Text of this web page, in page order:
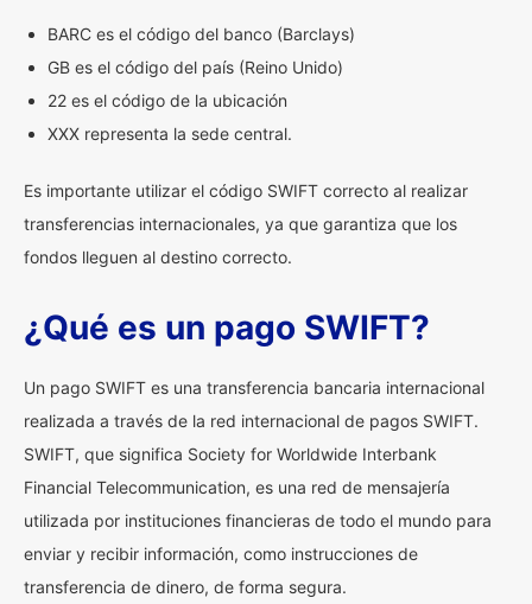
BARC es el código del banco (Barclays)
GB es el código del país (Reino Unido)
22 es el código de la ubicación
XXX representa la sede central.
Es importante utilizar el código SWIFT correcto al realizar
transferencias internacionales, ya que garantiza que los
fondos lleguen al destino correcto.
¿Qué es un pago SWIFT?
Un pago SWIFT es una transferencia bancaria internacional
realizada a través de la red internacional de pagos SWIFT.
SWIFT, que significa Society for Worldwide Interbank
Financial Telecommunication, es una red de mensajería
utilizada por instituciones financieras de todo el mundo para
enviar y recibir información, como instrucciones de
transferencia de dinero, de forma segura.